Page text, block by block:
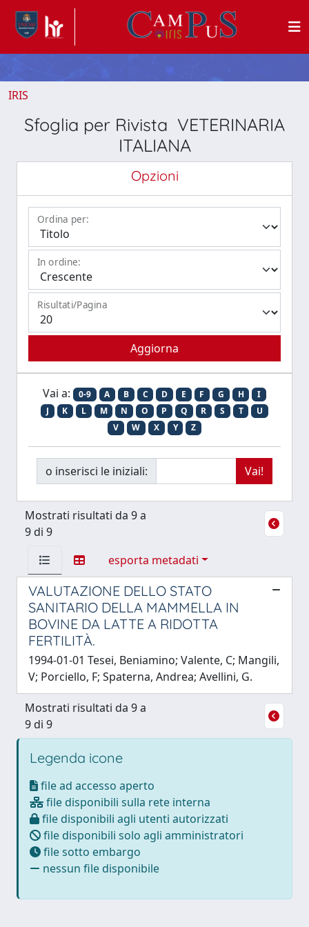
IRIS
Sfoglia per Rivista VETERINARIA
ITALIANA
Opzioni
Ordina per:
In ordine:
Risultati/Pagina
Vai a: 0-9 A B C D E F G H
I
J
K L M N O P Q R S T
U
V
W X Y Z
o inserisci le iniziali:
Mostrati risultati da 9 a
9 di 9
esporta metadati
VALUTAZIONE DELLO STATO
SANITARIO DELLA MAMMELLA IN
BOVINE DA LATTE A RIDOTTA
FERTILITÀ.
1994-01-01 Tesei, Beniamino; Valente, C; Mangili,
V; Porciello, F; Spaterna, Andrea; Avellini, G.
Mostrati risultati da 9 a
9 di 9
Legenda icone
file ad accesso aperto
file disponibili sulla rete interna
file disponibili agli utenti autorizzati
file disponibili solo agli amministratori
file sotto embargo
nessun file disponibile